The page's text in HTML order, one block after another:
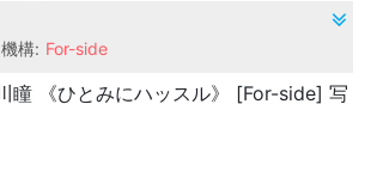
機構: For-side